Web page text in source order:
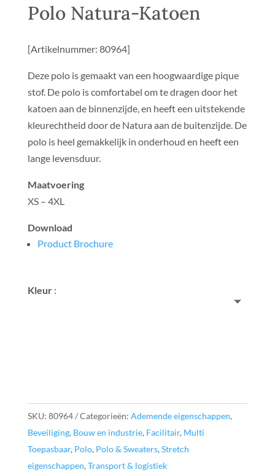
Polo Natura-Katoen
[Artikelnummer: 80964]
Deze polo is gemaakt van een hoogwaardige pique
stof. De polo is comfortabel om te dragen door het
katoen aan de binnenzijde, en heeft een uitstekende
kleurechtheid door de Natura aan de buitenzijde. De
polo is heel gemakkelijk in onderhoud en heeft een
lange levensduur.
Maatvoering
XS – 4XL
Download
Product Brochure
Kleur :
SKU: 80964 Categorieën: Ademende eigenschappen,
Beveiliging, Bouw en industrie, Facilitair, Multi
Toepasbaar, Polo, Polo & Sweaters, Stretch
eigenschappen, Transport & logistiek